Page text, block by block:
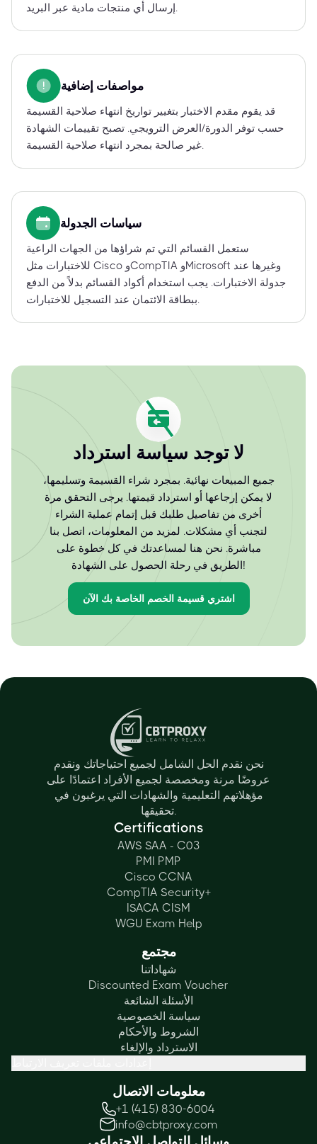
إرسال أي منتجات مادية عبر البريد.
مواصفات إضافية
قد يقوم مقدم الاختبار بتغيير تواريخ انتهاء صلاحية القسيمة
حسب توفر الدورة/العرض الترويجي. تصبح تقييمات الشهادة
غير صالحة بمجرد انتهاء صلاحية القسيمة.
سياسات الجدولة
ستعمل القسائم التي تم شراؤها من الجهات الراعية
للاختبارات مثل Cisco وCompTIA وMicrosoft وغيرها عند
جدولة الاختبارات. يجب استخدام أكواد القسائم بدلاً من الدفع
ببطاقة الائتمان عند التسجيل للاختبارات.
لا توجد سياسة استرداد
جميع المبيعات نهائية. بمجرد شراء القسيمة وتسليمها،
لا يمكن إرجاعها أو استرداد قيمتها. يرجى التحقق مرة
أخرى من تفاصيل طلبك قبل إتمام عملية الشراء
لتجنب أي مشكلات. لمزيد من المعلومات، اتصل بنا
مباشرة. نحن هنا لمساعدتك في كل خطوة على
الطريق في رحلة الحصول على الشهادة!
اشتري قسيمة الخصم الخاصة بك الآن
نحن نقدم الحل الشامل لجميع احتياجاتك ونقدم
عروضًا مرنة ومخصصة لجميع الأفراد اعتمادًا على
مؤهلاتهم التعليمية والشهادات التي يرغبون في
تحقيقها.
Certifications
AWS SAA - C03
PMI PMP
Cisco CCNA
CompTIA Security+
ISACA CISM
WGU Exam Help
مجتمع
شهاداتنا
Discounted Exam Voucher
الأسئلة الشائعة
سياسة الخصوصية
الشروط والأحكام
الاسترداد والإلغاء
معلومات الاتصال
+1 (415) 830-6004
info@cbtproxy.com